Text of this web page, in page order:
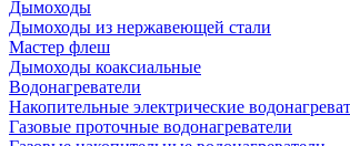
Дымоходы
Дымоходы из нержавеющей стали
Мастер флеш
Дымоходы коаксиальные
Водонагреватели
Накопительные электрические
Газовые проточные водонагреватели